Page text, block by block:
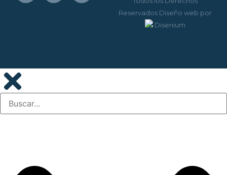
Reservados Diseño web por
Disenium